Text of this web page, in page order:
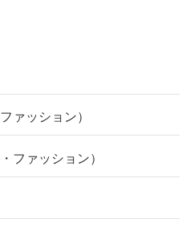
ァッション）
ファッション）